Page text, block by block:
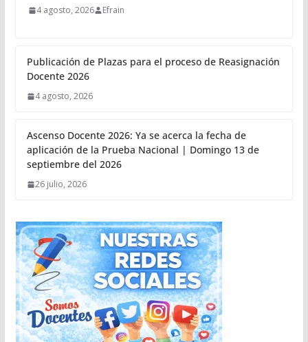
4 agosto, 2026 Efrain
Publicación de Plazas para el proceso de Reasignación
Docente 2026
4 agosto, 2026
Ascenso Docente 2026: Ya se acerca la fecha de
aplicación de la Prueba Nacional | Domingo 13 de
septiembre del 2026
26 julio, 2026